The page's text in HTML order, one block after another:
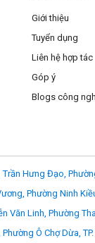
trội cho khả
(UD) được
Motor
lấy nét thủ công
có thể dùng để
Giới thiệu
Tuyển dụng
Liên hệ hợp tác
Góp ý
Blogs công
Trần Hưng Đạo,
Phường Ninh
Văn Linh, Phường
Ô Chợ Dừa,